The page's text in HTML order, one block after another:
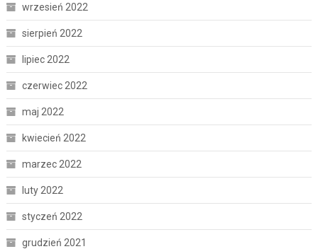
wrzesień 2022
sierpień 2022
lipiec 2022
czerwiec 2022
maj 2022
kwiecień 2022
marzec 2022
luty 2022
styczeń 2022
grudzień 2021